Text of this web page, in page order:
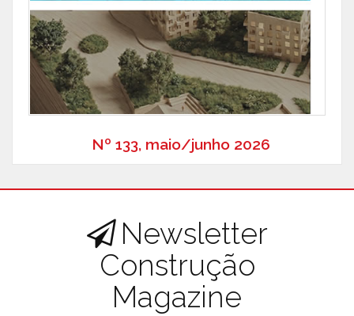
Nº 133, maio/junho 2026
Newsletter
Construção
Magazine